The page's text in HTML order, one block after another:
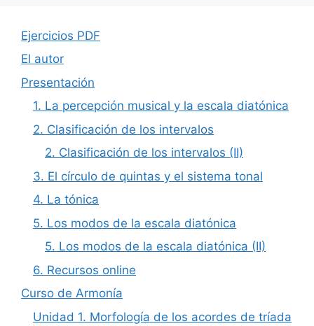
Ejercicios PDF
El autor
Presentación
1. La percepción musical y la escala diatónica
2. Clasificación de los intervalos
2. Clasificación de los intervalos (II)
3. El círculo de quintas y el sistema tonal
4. La tónica
5. Los modos de la escala diatónica
5. Los modos de la escala diatónica (II)
6. Recursos online
Curso de Armonía
Unidad 1. Morfología de los acordes de tríada